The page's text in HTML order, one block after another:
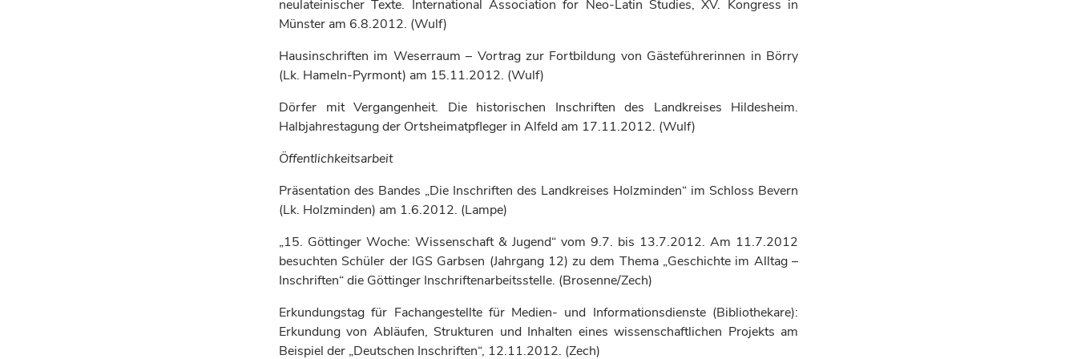
neulateinischer Texte. International Association for Neo-Latin Studies, XV. Kongress in
Münster am 6.8.2012. (Wulf)
Hausinschriften im Weserraum – Vortrag zur Fortbildung von Gästeführerinnen in Börry
(Lk. Hameln-Pyrmont) am 15.11.2012. (Wulf)
Dörfer mit Vergangenheit. Die historischen Inschriften des Landkreises Hildesheim.
Halbjahrestagung der Ortsheimatpfleger in Alfeld am 17.11.2012. (Wulf)
Öffentlichkeitsarbeit
Präsentation des Bandes „Die Inschriften des Landkreises Holzminden“ im Schloss Bevern
(Lk. Holzminden) am 1.6.2012. (Lampe)
„15. Göttinger Woche: Wissenschaft & Jugend“ vom 9.7. bis 13.7.2012. Am 11.7.2012
besuchten Schüler der IGS Garbsen (Jahrgang 12) zu dem Thema „Geschichte im Alltag –
Inschriften“ die Göttinger Inschriftenarbeitsstelle. (Brosenne/Zech)
Erkundungstag für Fachangestellte für Medien- und Informationsdienste (Bibliothekare):
Erkundung von Abläufen, Strukturen und Inhalten eines wissenschaftlichen Projekts am
Beispiel der „Deutschen Inschriften“, 12.11.2012. (Zech)